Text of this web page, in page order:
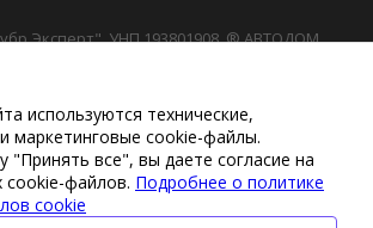
Эксперт", УНП 193801908. ® АВТОДОМ
информационный характер
либо копирование материалов
сайта, элементов дизайна и
персональных данных
используются технические,
маркетинговые сооkіе-файлы.
"Принять все", вы даете согласие на
cookie-файлов. Подробнее о политике
cookie